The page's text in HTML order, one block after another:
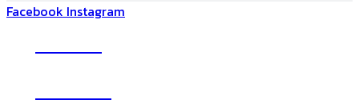
Facebook Instagram